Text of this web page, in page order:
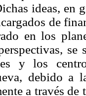
ideas, en
de
en los
y los
debido a
a través